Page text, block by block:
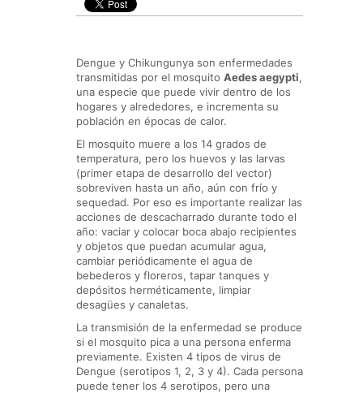
Dengue y Chikungunya son enfermedades
transmitidas por el mosquito Aedes aegypti,
una especie que puede vivir dentro de los
hogares y alrededores, e incrementa su
población en épocas de calor.
El mosquito muere a los 14 grados de
temperatura, pero los huevos y las larvas
(primer etapa de desarrollo del vector)
sobreviven hasta un año, aún con frío y
sequedad. Por eso es importante realizar las
acciones de descacharrado durante todo el
año: vaciar y colocar boca abajo recipientes
y objetos que puedan acumular agua,
cambiar periódicamente el agua de
bebederos y floreros, tapar tanques y
depósitos herméticamente, limpiar
desagües y canaletas.
La transmisión de la enfermedad se produce
si el mosquito pica a una persona enferma
previamente. Existen 4 tipos de virus de
Dengue (serotipos 1, 2, 3 y 4). Cada persona
puede tener los 4 serotipos, pero una